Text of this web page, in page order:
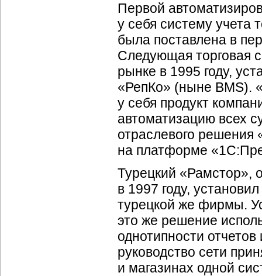
Первой
у себя систему учета
была поставлена в
Следующая торговая
рынке в 1995 году,
«РепКо» (ныне BMS).
у себя продукт
автоматизацию всех
отраслевого решения
на платформе
Турецкий «Рамстор»,
в 1997 году,
турецкой же фирмы.
это же решение
однотипности
руководство сети
и магазинах одной